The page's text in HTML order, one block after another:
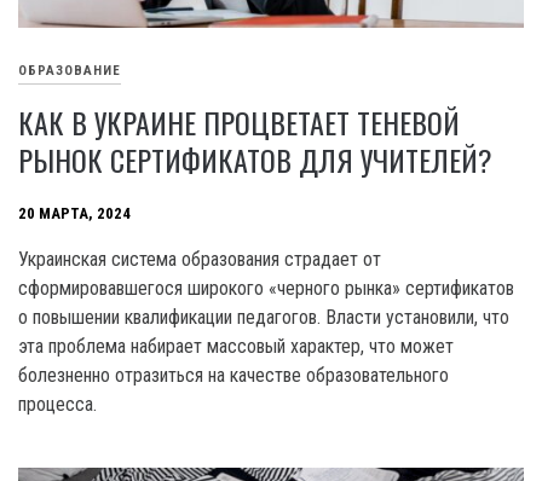
ОБРАЗОВАНИЕ
КАК В УКРАИНЕ ПРОЦВЕТАЕТ ТЕНЕВОЙ
РЫНОК СЕРТИФИКАТОВ ДЛЯ УЧИТЕЛЕЙ?
20 МАРТА, 2024
Украинская система образования страдает от
сформировавшегося широкого «черного рынка» сертификатов
о повышении квалификации педагогов. Власти установили, что
эта проблема набирает массовый характер, что может
болезненно отразиться на качестве образовательного
процесса.